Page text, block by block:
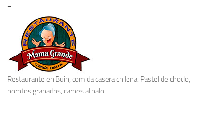
–
Restaurante en Buin, comida casera chilena. Pastel de choclo,
porotos granados, carnes al palo.